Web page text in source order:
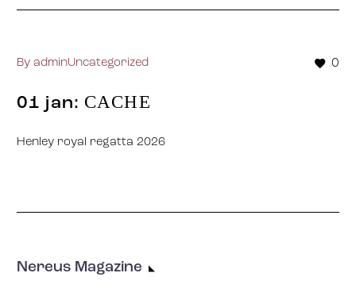
0
By adminUncategorized
01 jan: CACHE
Henley royal regatta 2026
Nereus Magazine